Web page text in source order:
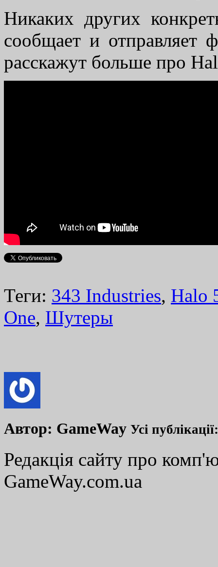
Никаких других
сообщает и отправляет
расскажут больше про
Теги: 343 Industries, Halo
One, Шутеры
Автор: GameWay Усі
Редакція сайту про
GameWay.com.ua